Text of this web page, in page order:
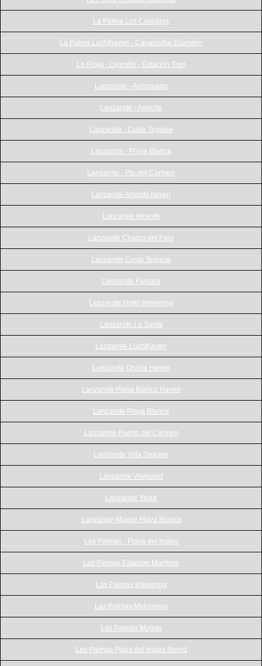
La Palma Los Cancajos
La Palma Luchthaven - Canarische Eilanden
La Rioja - Logroño - Estación Tren
Lanzarote - Aeropuerto
Lanzarote - Arrecife
Lanzarote - Costa Teguise
Lanzarote - Playa Blanca
Lanzarote - Pto.del Carmen
Lanzarote Arrecife haven
Lanzarote Arrecife
Lanzarote Charco del Palo
Lanzarote Costa Teguise
Lanzarote Famara
Lanzarote Hotel Inlevering
Lanzarote La Santa
Lanzarote Luchthaven
Lanzarote Orzola Haven
Lanzarote Playa Blanca Haven
Lanzarote Playa Blanca
Lanzarote Puerto del Carmen
Lanzarote Villa Teguise
Lanzarote Vliegveld
Lanzarote Yaiza
Lanzarote-Muelle Playa Blanca
Las Palmas - Playa del Ingles
Las Palmas Estacion Maritima
Las Palmas Inlevering
Las Palmas Meloneras
Las Palmas Mogan
Las Palmas Playa del Ingles Noord